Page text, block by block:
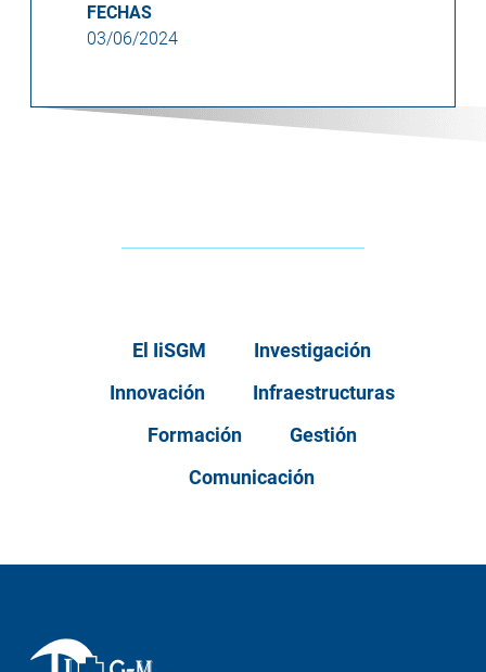
FECHAS
03/06/2024
El IiSGM
Investigación
Innovación
Infraestructuras
Formación
Gestión
Comunicación